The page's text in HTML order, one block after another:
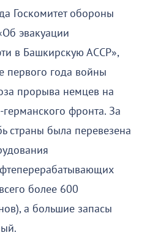
Госкомитет обороны
эвакуации
в Башкирскую АССР»,
первого года войны
прорыва немцев на
фронта. За
страны была перевезена
более 600
а большие запасы